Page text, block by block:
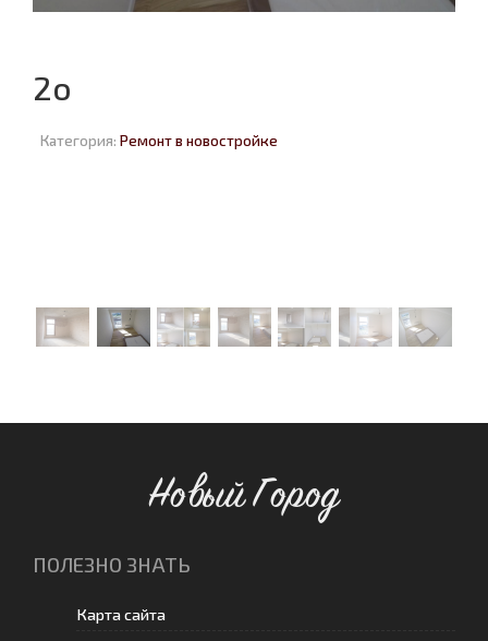
2o
Категория: Ремонт в новостройке
Новый Город
ПОЛЕЗНО ЗНАТЬ
Карта сайта